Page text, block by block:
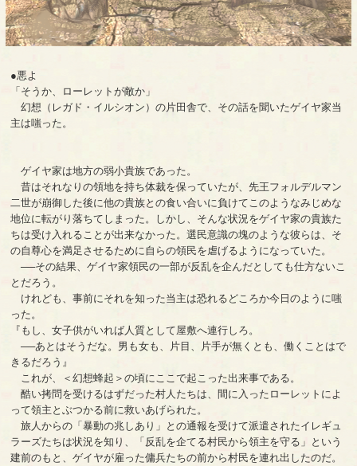
●悪よ
「そうか、ローレットが敵か」
幻想（レガド・イルシオン）の片田舎で、その話を聞いたゲイヤ家当
主は嗤った。
ゲイヤ家は地方の弱小貴族であった。
昔はそれなりの領地を持ち体裁を保っていたが、先王フォルデルマン
二世が崩御した後に他の貴族との食い合いに負けてこのようなみじめな
地位に転がり落ちてしまった。しかし、そんな状況をゲイヤ家の貴族た
ちは受け入れることが出来なかった。選民意識の塊のような彼らは、そ
の自尊心を満足させるために自らの領民を虐げるようになっていた。
──その結果、ゲイヤ家領民の一部が反乱を企んだとしても仕方ないこ
とだろう。
けれども、事前にそれを知った当主は恐れるどころか今日のように嗤
った。
『もし、女子供がいれば人質として屋敷へ連行しろ。
──あとはそうだな。男も女も、片目、片手が無くとも、働くことはで
きるだろう』
これが、＜幻想蜂起＞の頃にここで起こった出来事である。
酷い拷問を受けるはずだった村人たちは、間に入ったローレットによ
って領主とぶつかる前に救いあげられた。
旅人からの「暴動の兆しあり」との通報を受けて派遣されたイレギュ
ラーズたちは状況を知り、「反乱を企てる村民から領主を守る」という
建前のもと、ゲイヤが雇った傭兵たちの前から村民を連れ出したのだ。